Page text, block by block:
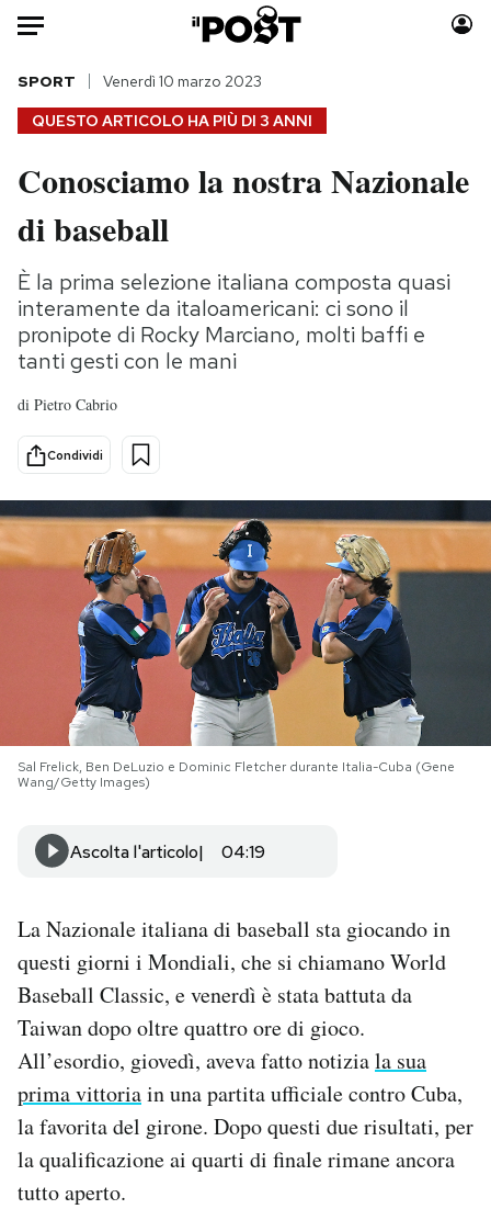
Auto
HOME
Italia
Politica
Tecnologia
Internet
Scienza
Cultura
Economia
Sport
Moda
Storie/Idee
Ok Boomer!
Media
PODCAST
NEWSLETTER
I MIEI PREFERITI
SHOP
Area Personale
Newsletter
Notifiche mobile
Regala il Post
Hai bisogno di aiuto?
Esci
QUESTO ARTICOLO HA PIÙ DI 3 ANNI
SPORT Venerdì 10 marzo 2023
Conosciamo la nostra Nazionale
di baseball
È la prima selezione italiana composta quasi
interamente da italoamericani: ci sono il
pronipote di Rocky Marciano, molti baffi e
tanti gesti con le mani
di Pietro Cabrio
Condividi
Sal Frelick, Ben DeLuzio e Dominic Fletcher durante Italia-Cuba (Gene
Wang/Getty Images)
Ascolta l'articolo 04:19
La Nazionale italiana di baseball sta giocando in
questi giorni i Mondiali, che si chiamano World
Baseball Classic, e venerdì è stata battuta da
Taiwan dopo oltre quattro ore di gioco.
All’esordio, giovedì, aveva fatto notiziala sua
prima vittoriain una partita ufficiale contro Cuba,
la favorita del girone. Dopo questi due risultati, per
la qualificazione ai quarti di finale rimane ancora
tutto aperto.